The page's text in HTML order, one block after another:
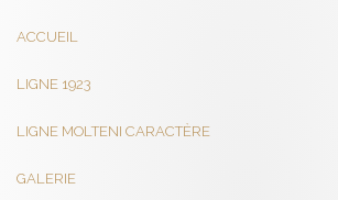
ACCUEIL
LIGNE 1923
LIGNE MOLTENI CARACTÈRE
GALERIE